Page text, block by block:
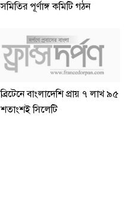
সমিতির পূর্ণাঙ্গ কমিটি গঠন
ব্রিটেনে বাংলাদেশি প্রায় ৭ লাখ ৯৫
শতাংশই সিলেটি